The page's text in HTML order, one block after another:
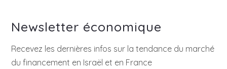
Newsletter économique
Recevez les dernières infos sur la tendance du marché
du financement en Israël et en France